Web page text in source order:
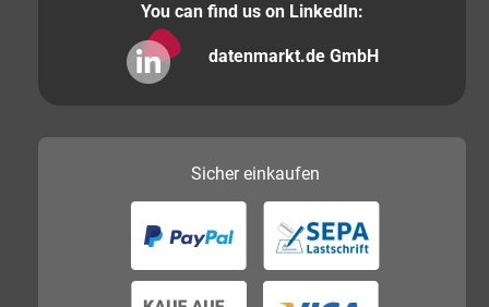
You can find us on LinkedIn:
datenmarkt.de GmbH
Sichereinkaufen